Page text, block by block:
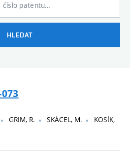
číslo patentu…
HLEDAT
GRIM, R. SKÁCEL, M.
KOSÍK,